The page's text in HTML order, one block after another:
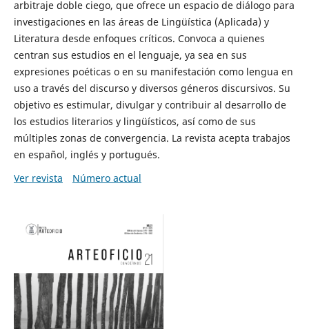
arbitraje doble ciego, que ofrece un espacio de diálogo para
investigaciones en las áreas de Lingüística (Aplicada) y
Literatura desde enfoques críticos. Convoca a quienes
centran sus estudios en el lenguaje, ya sea en sus
expresiones poéticas o en su manifestación como lengua en
uso a través del discurso y diversos géneros discursivos. Su
objetivo es estimular, divulgar y contribuir al desarrollo de
los estudios literarios y lingüísticos, así como de sus
múltiples zonas de convergencia. La revista acepta trabajos
en español, inglés y portugués.
Ver revista
Número actual